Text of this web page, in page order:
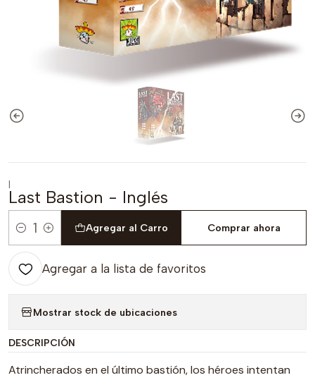
|
Last Bastion - Inglés
Cantidad
Agregar al Carro Comprar ahora
Agregar a la lista de favoritos
Mostrar stock de ubicaciones
DESCRIPCIÓN
Atrincherados en el último bastión, los héroes intentan